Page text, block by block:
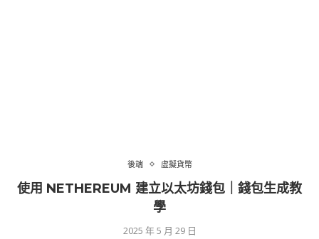
後端 虛擬貨幣
使用 NETHEREUM 建立以太坊錢包｜錢包生成教
學
2025 年 5 月 29 日